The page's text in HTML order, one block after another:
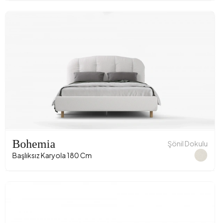
Bohemia
Başlıksız Karyola 180 Cm
Şönil Dokulu